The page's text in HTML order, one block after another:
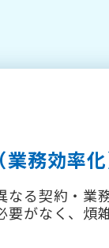
業務効率化
なる契約・業
要がなく、煩